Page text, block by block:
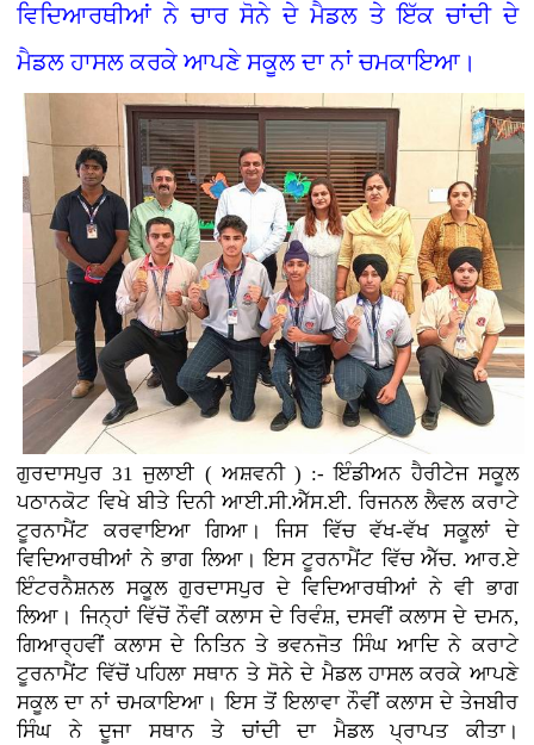
ਵਿਦਿਆਰਥੀਆਂ ਨੇ ਚਾਰ ਸੋਨੇ ਦੇ ਮੈਡਲ ਤੇ ਇੱਕ ਚਾਂਦੀ ਦੇ
ਮੈਡਲ ਹਾਸਲ ਕਰਕੇ ਆਪਣੇ ਸਕੂਲ ਦਾ ਨਾਂ ਚਮਕਾਇਆ।
ਗੁਰਦਾਸਪੁਰ 31 ਜੁਲਾਈ ( ਅਸ਼ਵਨੀ ) :- ਇੰਡੀਅਨ ਹੈਰੀਟੇਜ ਸਕੂਲ
ਪਠਾਨਕੋਟ ਵਿਖੇ ਬੀਤੇ ਦਿਨੀ ਆਈ.ਸੀ.ਐੱਸ.ਈ. ਰਿਜਨਲ ਲੈਵਲ ਕਰਾਟੇ
ਟੂਰਨਾਮੈਂਟ ਕਰਵਾਇਆ ਗਿਆ। ਜਿਸ ਵਿੱਚ ਵੱਖ-ਵੱਖ ਸਕੂਲਾਂ ਦੇ
ਵਿਦਿਆਰਥੀਆਂ ਨੇ ਭਾਗ ਲਿਆ। ਇਸ ਟੂਰਨਾਮੈਂਟ ਵਿੱਚ ਐੱਚ. ਆਰ.ਏ
ਇੰਟਰਨੈਸ਼ਨਲ ਸਕੂਲ ਗੁਰਦਾਸਪੁਰ ਦੇ ਵਿਦਿਆਰਥੀਆਂ ਨੇ ਵੀ ਭਾਗ
ਲਿਆ। ਜਿਨ੍ਹਾਂ ਵਿੱਚੋਂ ਨੌਵੀਂ ਕਲਾਸ ਦੇ ਰਿਵੰਸ਼, ਦਸਵੀਂ ਕਲਾਸ ਦੇ ਦਮਨ,
ਗਿਆਰ੍ਹਵੀਂ ਕਲਾਸ ਦੇ ਨਿਤਿਨ ਤੇ ਭਵਨਜੋਤ ਸਿੰਘ ਆਦਿ ਨੇ ਕਰਾਟੇ
ਟੂਰਨਾਮੈਂਟ ਵਿੱਚੋਂ ਪਹਿਲਾ ਸਥਾਨ ਤੇ ਸੋਨੇ ਦੇ ਮੈਡਲ ਹਾਸਲ ਕਰਕੇ ਆਪਣੇ
ਸਕੂਲ ਦਾ ਨਾਂ ਚਮਕਾਇਆ। ਇਸ ਤੋਂ ਇਲਾਵਾ ਨੌਵੀਂ ਕਲਾਸ ਦੇ ਤੇਜਬੀਰ
ਸਿੰਘ ਨੇ ਦੂਜਾ ਸਥਾਨ ਤੇ ਚਾਂਦੀ ਦਾ ਮੈਡਲ ਪ੍ਰਾਪਤ ਕੀਤਾ।